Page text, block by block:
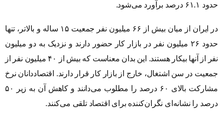
حدود ۶۱.۱ درصد برآورد می‌شود.
در ایران از میان بیش از ۶۶ میلیون نفر جمعیت ۱۵ ساله و بالاتر، تنها
حدود ۲۶ میلیون نفر در بازار کار حضور دارند و نزدیک به دو میلیون
نفر از آنها بیکار هستند. این بدان معناست که بیش از ۴۰ میلیون نفر از
جمعیت در سن اشتغال، خارج از بازار کار قرار دارند. اقتصاددانان نرخ
مشارکت بالای ۶۰ درصد را مطلوب می‌دانند و کاهش آن به زیر ۵۰
درصد را نشانه‌ای نگران‌کننده برای اقتصاد تلقی می‌کنند.